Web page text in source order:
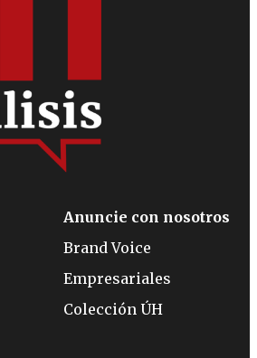
Anuncie con nosotros
Brand Voice
Empresariales
Colección ÚH